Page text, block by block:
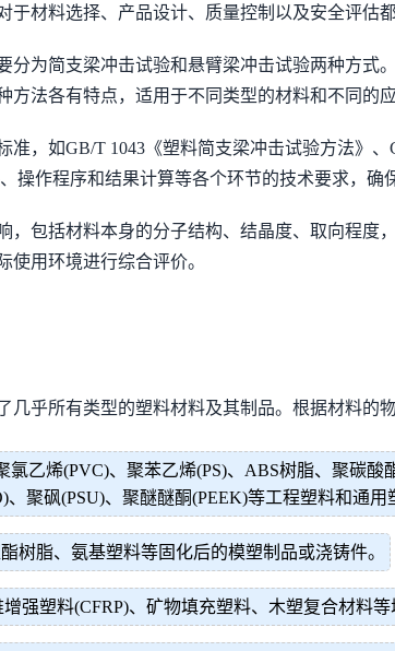
材料选择、产品设计、质量控制以及安全评估
分为简支梁冲击试验和悬臂梁冲击试验两种方
法各有特点，适用于不同类型的材料和不同的应
，如GB/T 1043《塑料简支梁冲击试验方法》
操作程序和结果计算等各个环节的技术要求，确
，包括材料本身的分子结构、结晶度、取向程
用环境进行综合评价。
乎所有类型的塑料材料及其制品。根据材料的
乙烯(PVC)、聚苯乙烯(PS)、ABS树脂、聚碳
聚砜(PSU)、聚醚醚酮(PEEK)等工程塑料和通用
树脂、氨基塑料等固化后的模塑制品或浇铸件。
强塑料(CFRP)、矿物填充塑料、木塑复合材料等